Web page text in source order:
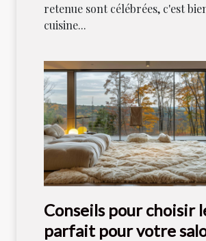
retenue sont célébrées, c'est
cuisine...
Conseils pour choisir
parfait pour votre